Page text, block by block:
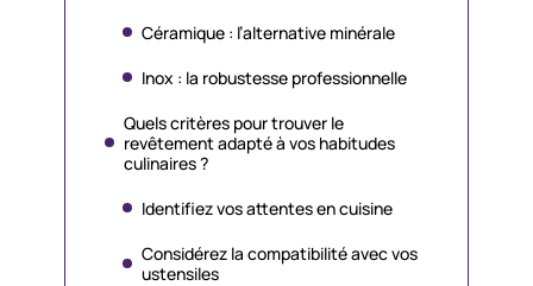
Céramique : l’alternative minérale
Inox : la robustesse professionnelle
Quels critères pour trouver le
revêtement adapté à vos habitudes
culinaires ?
Identifiez vos attentes en cuisine
Considérez la compatibilité avec vos
ustensiles